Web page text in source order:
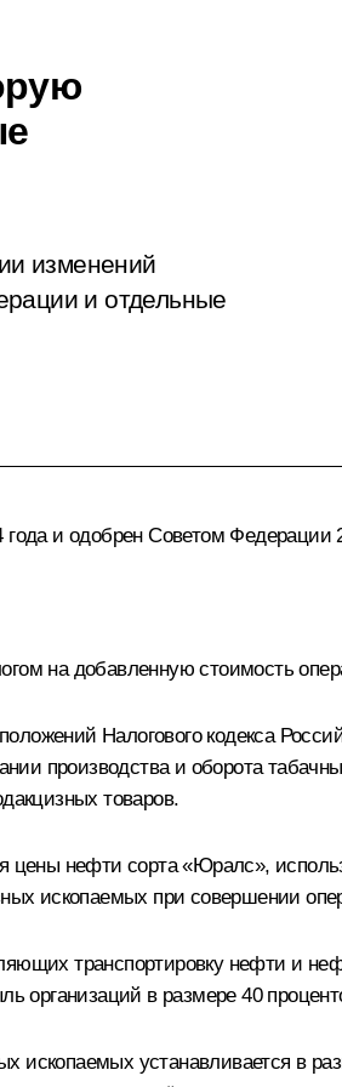
изменений
и отдельные
и одобрен Советом Федерации
на добавленную стоимость
Налогового кодекса
производства и оборота
товаров.
цены нефти сорта «Юралс»,
ископаемых при совершении
транспортировку нефти и
организаций в размере 40
ископаемых устанавливается в